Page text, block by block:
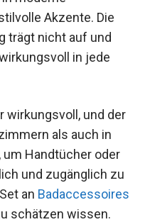
Akzente. Die
trägt nicht auf und
in jede
wirkungsvoll, und der
als auch in
Handtücher oder
und zugänglich zu
an Badaccessoires
schätzen wissen.